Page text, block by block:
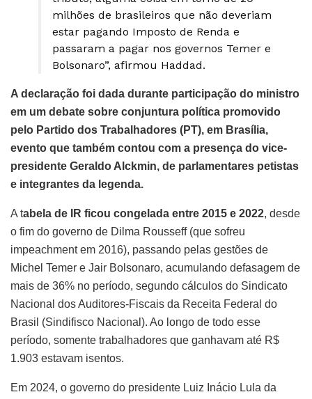
milhões de brasileiros que não deveriam
estar pagando Imposto de Renda e
passaram a pagar nos governos Temer e
Bolsonaro”, afirmou Haddad.
A declaração foi dada durante participação do ministro
em um debate sobre conjuntura política promovido
pelo Partido dos Trabalhadores (PT), em Brasília,
evento que também contou com a presença do vice-
presidente Geraldo Alckmin, de parlamentares petistas
e integrantes da legenda.
A tabela de IR ficou congelada entre 2015 e 2022, desde
o fim do governo de Dilma Rousseff (que sofreu
impeachment em 2016), passando pelas gestões de
Michel Temer e Jair Bolsonaro, acumulando defasagem de
mais de 36% no período, segundo cálculos do Sindicato
Nacional dos Auditores-Fiscais da Receita Federal do
Brasil (Sindifisco Nacional). Ao longo de todo esse
período, somente trabalhadores que ganhavam até R$
1.903 estavam isentos.
Em 2024, o governo do presidente Luiz Inácio Lula da